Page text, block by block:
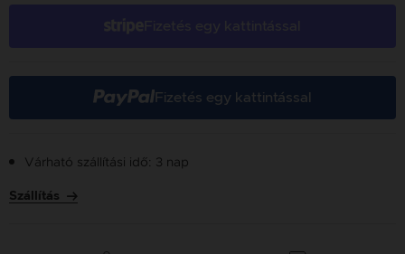
Fizetés egy kattintással
Várható szállítási idő: 3 nap
Szállítás